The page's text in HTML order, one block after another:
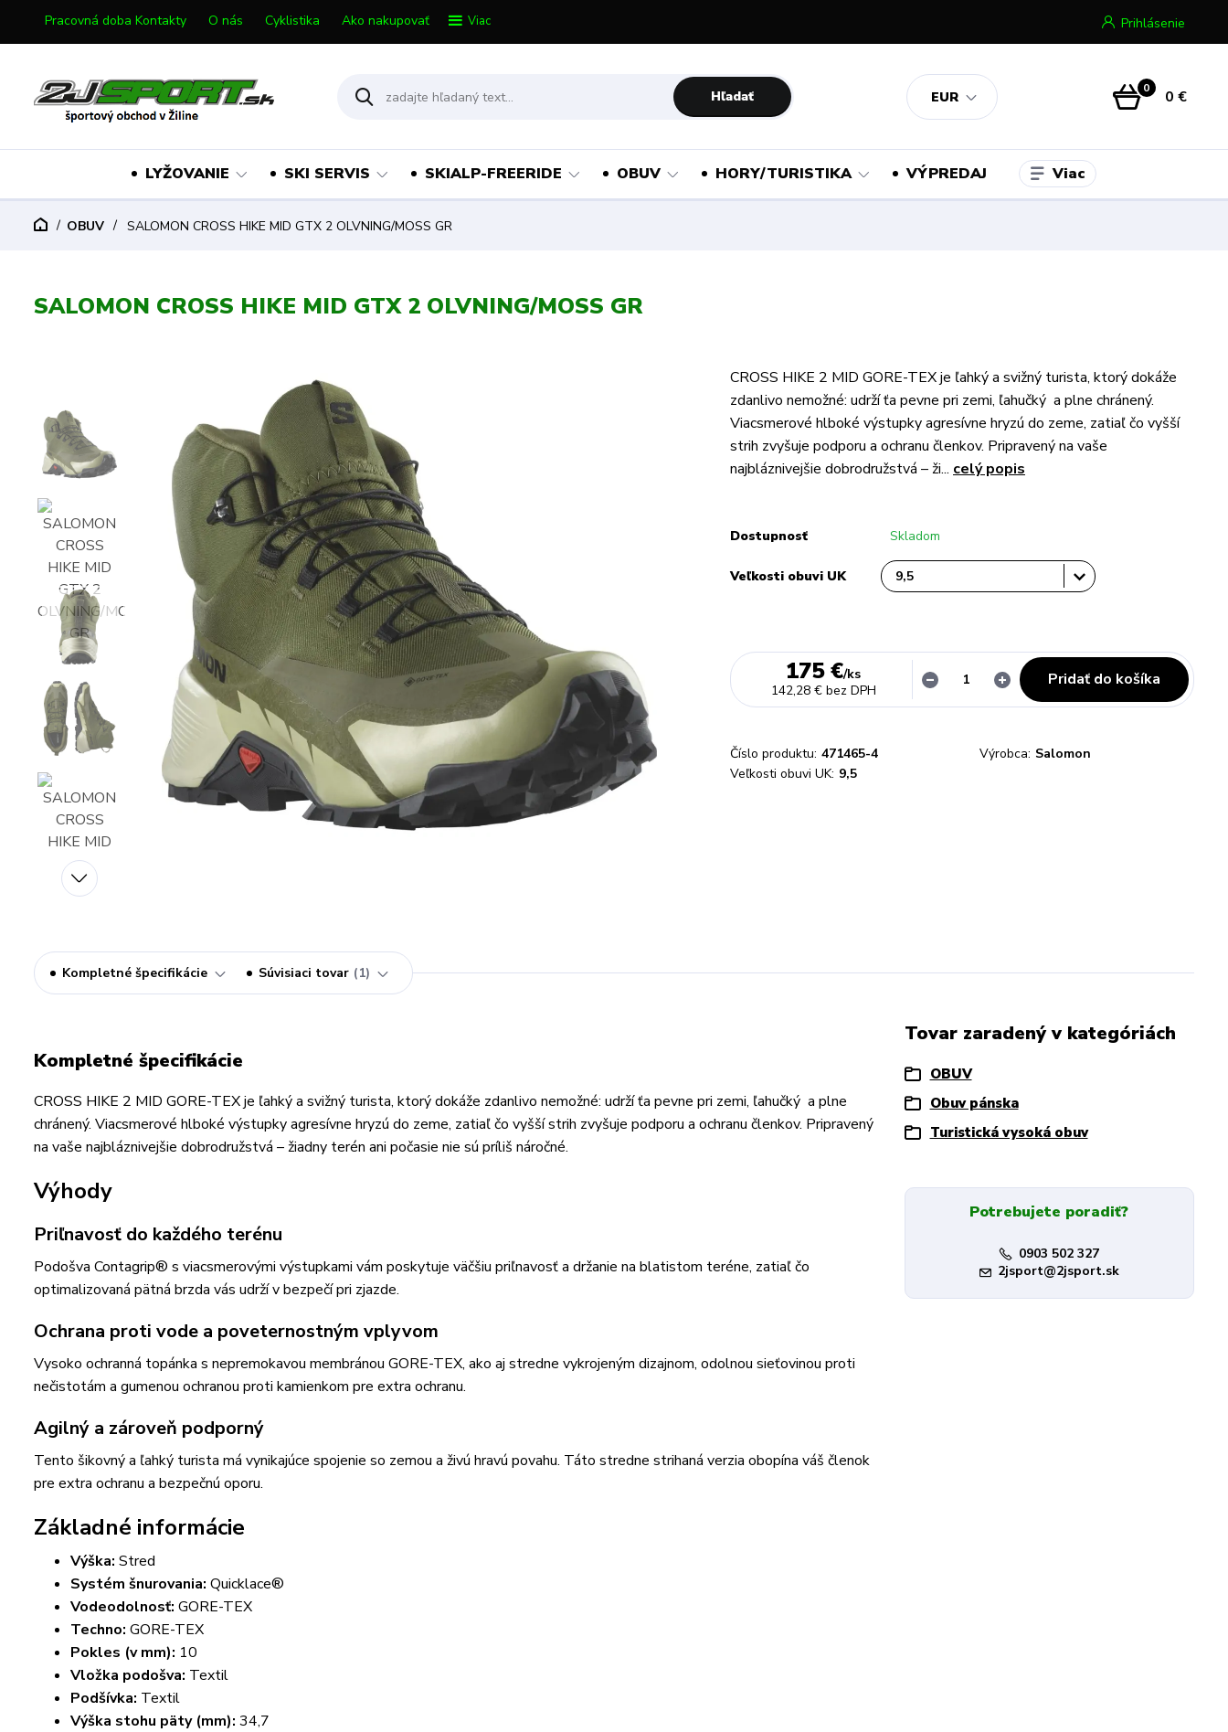
Pracovná doba Kontakty O nás Cyklistika Ako nakupovať Viac
EUR
Prihlásenie
Hľadať 0 0 €
LYŽOVANIE SKI SERVIS SKIALP-FREERIDE OBUV HORY/TURISTIKA VÝPREDAJ Viac
OBUV SALOMON CROSS HIKE MID GTX 2 OLVNING/MOSS GR
SALOMON CROSS HIKE MID GTX 2 OLVNING/MOSS GR
CROSS HIKE 2 MID GORE-TEX je ľahký a svižný turista, ktorý dokáže
zdanlivo nemožné: udrží ťa pevne pri zemi, ľahučký a plne chránený.
Viacsmerové hlboké výstupky agresívne hryzú do zeme, zatiaľ čo vyšší
strih zvyšuje podporu a ochranu členkov. Pripravený na vaše
najbláznivejšie dobrodružstvá – ži... celý popis
Dostupnosť Skladom
Veľkosti obuvi UK
175 €/ks
142,28 € bez DPH
Pridať do košíka
Číslo produktu: 471465-4 Výrobca: Salomon
Veľkosti obuvi UK: 9,5
Kompletné špecifikácie Súvisiaci tovar 1
Kompletné špecifikácie
CROSS HIKE 2 MID GORE-TEX je ľahký a svižný turista, ktorý dokáže zdanlivo nemožné: udrží ťa pevne pri zemi, ľahučký a plne
chránený. Viacsmerové hlboké výstupky agresívne hryzú do zeme, zatiaľ čo vyšší strih zvyšuje podporu a ochranu členkov. Pripravený
na vaše najbláznivejšie dobrodružstvá – žiadny terén ani počasie nie sú príliš náročné.
Výhody
Priľnavosť do každého terénu
Podošva Contagrip® s viacsmerovými výstupkami vám poskytuje väčšiu priľnavosť a držanie na blatistom teréne, zatiaľ čo
optimalizovaná pätná brzda vás udrží v bezpečí pri zjazde.
Ochrana proti vode a poveternostným vplyvom
Vysoko ochranná topánka s nepremokavou membránou GORE-TEX, ako aj stredne vykrojeným dizajnom, odolnou sieťovinou proti
nečistotám a gumenou ochranou proti kamienkom pre extra ochranu.
Agilný a zároveň podporný
Tento šikovný a ľahký turista má vynikajúce spojenie so zemou a živú hravú povahu. Táto stredne strihaná verzia obopína váš členok
pre extra ochranu a bezpečnú oporu.
Základné informácie
Výška: Stred
Systém šnurovania: Quicklace®
Vodeodolnosť: GORE-TEX
Techno: GORE-TEX
Pokles (v mm): 10
Vložka podošva: Textil
Podšívka: Textil
Výška stohu päty (mm): 34,7
Tovar zaradený v kategóriách
OBUV
Obuv pánska
Turistická vysoká obuv
Potrebujete poradiť?
0903 502 327
2jsport@2jsport.sk